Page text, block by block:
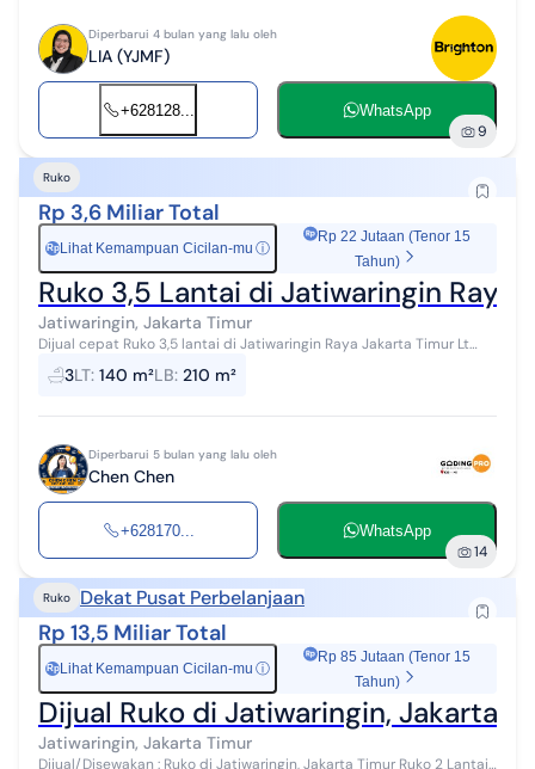
Diperbarui 4 bulan yang lalu oleh
LIA (YJMF)
+628128... WhatsApp
9
Ruko
Rp 3,6 Miliar Total
Rp Lihat Kemampuan Cicilan-mu ⓘ
Rp 22 Jutaan (Tenor 15
Tahun)
Ruko 3,5 Lantai di Jatiwaringin Raya
Jatiwaringin, Jakarta Timur
Dijual cepat Ruko 3,5 lantai di Jatiwaringin Raya Jakarta Timur Lt
140m Lb 210m 12 x 5m ukuran bangunan per lantai 3,5 lantai Km 3
Parkir muat 6 ...
3LT: 140 m²LB: 210 m²
Diperbarui 5 bulan yang lalu oleh
Chen Chen
+628170... WhatsApp
14
Ruko Dekat Pusat Perbelanjaan
Rp 13,5 Miliar Total
Rp Lihat Kemampuan Cicilan-mu ⓘ
Rp 85 Jutaan (Tenor 15
Tahun)
Dijual Ruko di Jatiwaringin, Jakarta
Jatiwaringin, Jakarta Timur
Dijual/Disewakan : Ruko di Jatiwaringin, Jakarta Timur Ruko 2 Lantai